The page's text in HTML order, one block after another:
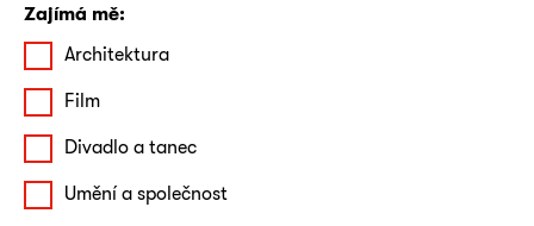
Zajímá mě:
Architektura
Film
Divadlo a tanec
Umění a společnost